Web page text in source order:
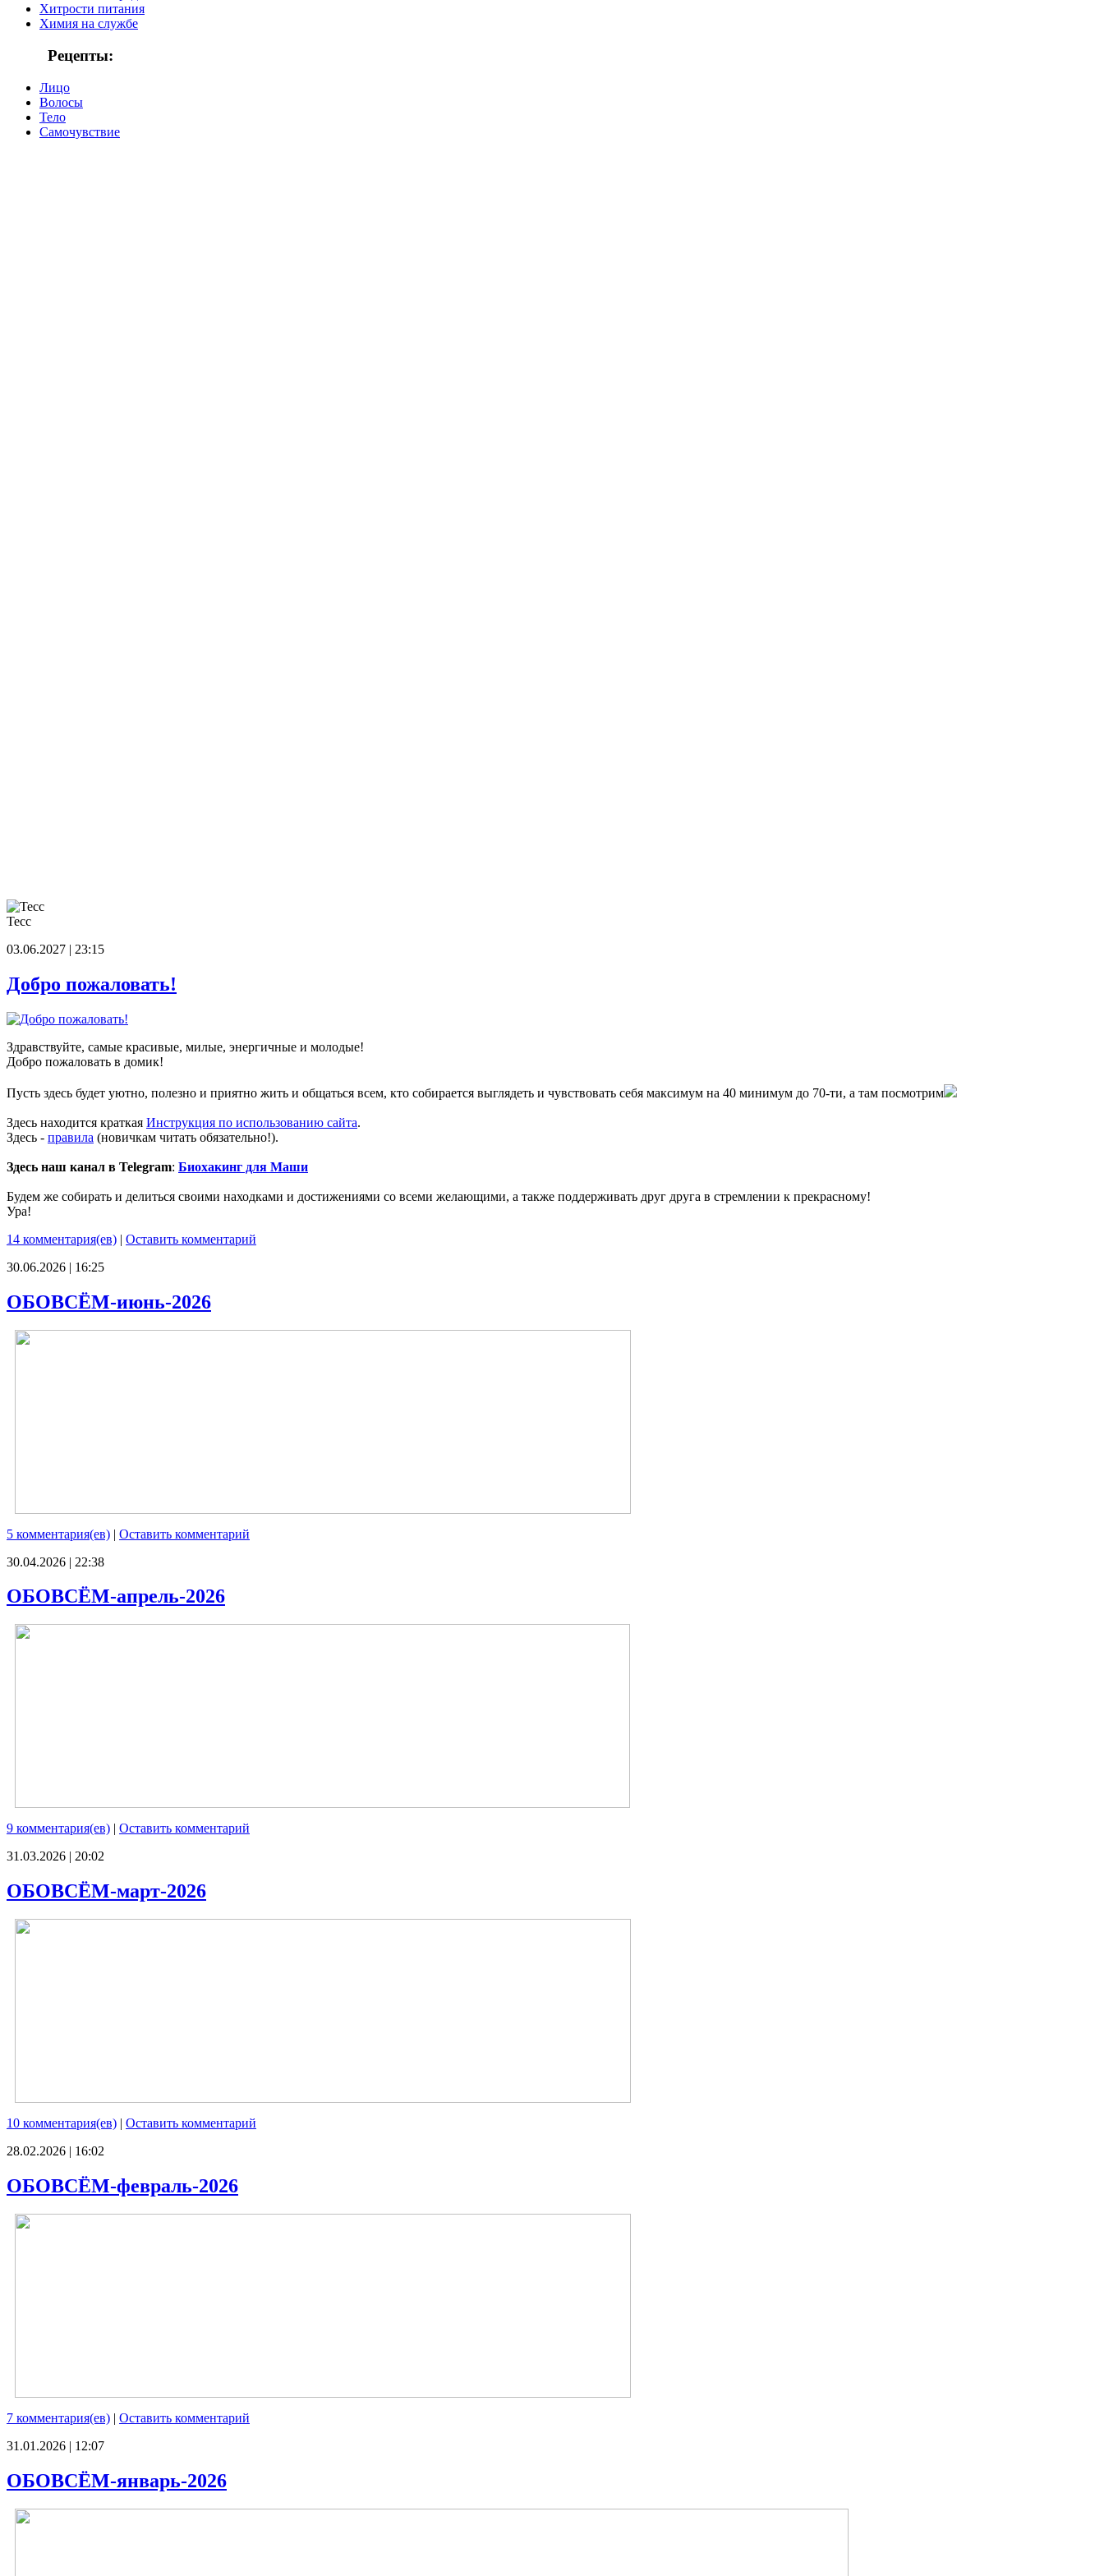
Хитрости питания
Химия на службе
Рецепты:
Лицо
Волосы
Тело
Самочувствие
Тесс
03.06.2027 | 23:15
Добро пожаловать!
Здравствуйте, самые красивые, милые, энергичные и молодые!
Добро пожаловать в домик!
Пусть здесь будет уютно, полезно и приятно жить и общаться всем, кто собирается выглядеть и чувствовать себя максимум на 40 минимум до 70-ти, а там посмотрим
Здесь находится краткая Инструкция по использованию сайта.
Здесь - правила (новичкам читать обязательно!).
Здесь наш канал в Telegram: Биохакинг для Маши
Будем же собирать и делиться своими находками и достижениями со всеми желающими, а также поддерживать друг друга в стремлении к прекрасному!
Ура!
14 комментария(ев) | Оставить комментарий
30.06.2026 | 16:25
ОБОВСЁМ-июнь-2026
5 комментария(ев) | Оставить комментарий
30.04.2026 | 22:38
ОБОВСЁМ-апрель-2026
9 комментария(ев) | Оставить комментарий
31.03.2026 | 20:02
ОБОВСЁМ-март-2026
10 комментария(ев) | Оставить комментарий
28.02.2026 | 16:02
ОБОВСЁМ-февраль-2026
7 комментария(ев) | Оставить комментарий
31.01.2026 | 12:07
ОБОВСЁМ-январь-2026